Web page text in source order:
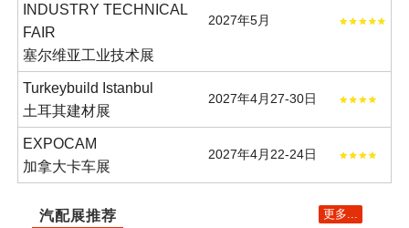
INDUSTRY TECHNICAL
FAIR
塞尔维亚工业技术展
2027年5月
Turkeybuild Istanbul
土耳其建材展
2027年4月27-30日
EXPOCAM
加拿大卡车展
2027年4月22-24日
汽配展推荐 更多...